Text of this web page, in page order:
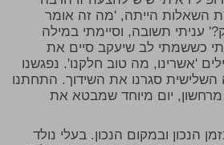
השאלות הייתה, 'מה זה אומר
עניתי תשובה, וסיימתי במילה
כששמתי לב שיעקב סיים את
'אשרינו, מה טוב חלקנו'. נפגשנו
השלישית סגרנו את השידוך. התחתנו
יום מיוחד שמבטא את
הנכון ובמקום הנכון. בעלי נולד